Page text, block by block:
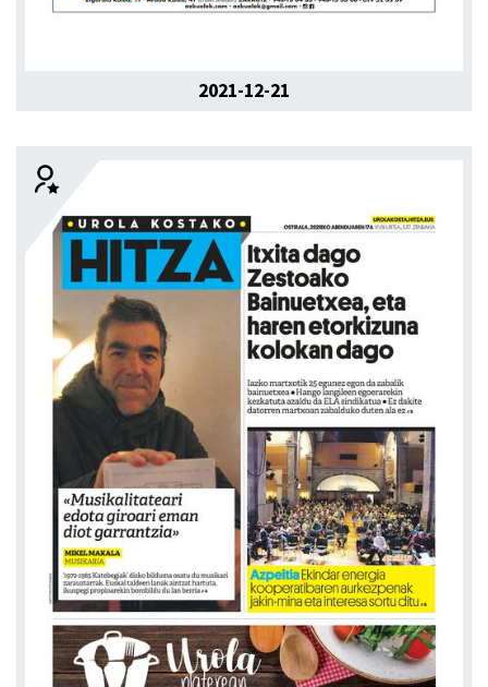
2021-12-21